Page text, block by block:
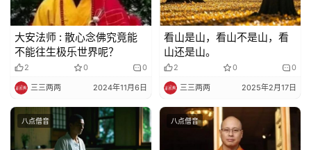
政
策
法
规
免
责
声
大安法师 : 散心念佛究竟能
不能往生极乐世界呢？
2 0 0
三三两两 2024年11月6日
看山是山，看山不是山，看
山还是山。
2 0 0
三三两两 2025年2月17日
八点僧音 八点僧音